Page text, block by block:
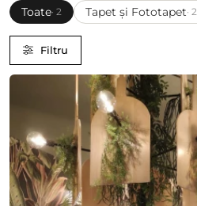
Toate· 2 Tapet și Fototapet· 2
Filtru